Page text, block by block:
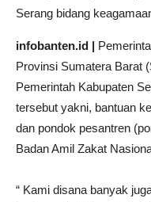
Serang bidang
infobanten.id |
Provinsi Sumatera Barat
Pemerintah Kabupaten
tersebut yakni, bantuan
dan pondok pesantren
Badan Amil Zakat
“ Kami disana banyak